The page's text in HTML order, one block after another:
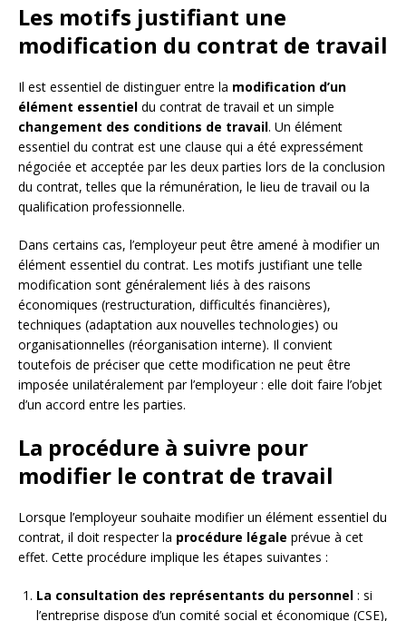
Les motifs justifiant une
modification du contrat de travail
Il est essentiel de distinguer entre la modification d’un
élément essentiel du contrat de travail et un simple
changement des conditions de travail. Un élément
essentiel du contrat est une clause qui a été expressément
négociée et acceptée par les deux parties lors de la conclusion
du contrat, telles que la rémunération, le lieu de travail ou la
qualification professionnelle.
Dans certains cas, l’employeur peut être amené à modifier un
élément essentiel du contrat. Les motifs justifiant une telle
modification sont généralement liés à des raisons
économiques (restructuration, difficultés financières),
techniques (adaptation aux nouvelles technologies) ou
organisationnelles (réorganisation interne). Il convient
toutefois de préciser que cette modification ne peut être
imposée unilatéralement par l’employeur : elle doit faire l’objet
d’un accord entre les parties.
La procédure à suivre pour
modifier le contrat de travail
Lorsque l’employeur souhaite modifier un élément essentiel du
contrat, il doit respecter la procédure légale prévue à cet
effet. Cette procédure implique les étapes suivantes :
La consultation des représentants du personnel : si
l’entreprise dispose d’un comité social et économique (CSE),